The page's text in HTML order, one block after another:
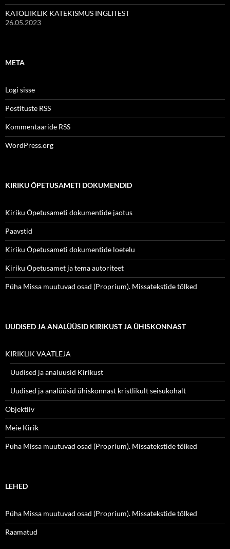
KATOLIIKLIK KATEKISMUS INGLITEST
26.05.2023
META
Logi sisse
Postituste RSS
Kommentaaride RSS
WordPress.org
KIRIKU ÕPETUSAMETI DOKUMENDID
Kiriku Õpetusameti dokumentide jaotus
Paavstid
Kiriku Õpetusameti dokumentide loetelu
Kiriku Õpetusamet ja tema autoriteet
Püha Missa muutuvad osad (Proprium). Missatekstide tõlked
UUDISED JA ANALÜÜSID KIRIKUST JA ÜHISKONNAST
KIRIKLIK VAATLEJA
Uudised ja analüüsid Kirikust
Uudised ja analüüsid ühiskonnast kristlikult seisukohalt
Objektiiv
Meie Kirik
Püha Missa muutuvad osad (Proprium). Missatekstide tõlked
LEHED
Püha Missa muutuvad osad (Proprium). Missatekstide tõlked
Raamatud